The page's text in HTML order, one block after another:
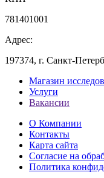
781401001
Адрес:
197374, г. Санкт-
Магазин
Услуги
Вакансии
О Компании
Контакты
Карта сайта
Согласие на
Политика